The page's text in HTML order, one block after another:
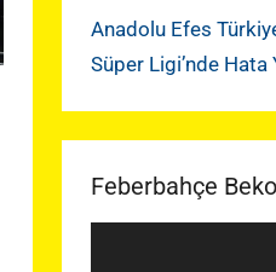
Anadolu Efes
Süper Ligi’nde Hata
Feberbahçe Beko